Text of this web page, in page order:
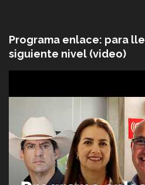
Programa enlace: para
siguiente nivel (video)